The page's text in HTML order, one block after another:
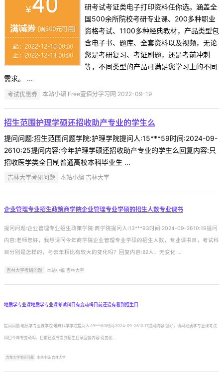
研考试考证类电子打印资料任你选。涵盖全
国500余所院校考研专业课、200多种职业
资格考试、1100多种经典教材，产品类型包
含电子书、题库、全套资料以及视频，无论
您是考研复习、考证刷题，还是考前冲刺
等，不同类型的产品可满足您学习上的不同
需求。 ...
考试优惠券 本站小编 Free壹佰分学习网 2022-09-19
招生范围护理学硕还招收助产专业的学生么
提问问题:招生范围问题学院:护理学院提问人:15***59时间:2024-09-
2610:25提问内容:今年护理学硕还招收助产专业的学生么回复内容:只
招收医学类全日制普通高校本科毕业生 ...
吉林大学考研问题 本站小编 吉林大学
企业管理专业招生政策商学院企业管理专业学硕的招生人数专业课书
提问问题:企业管理专业招生政策学院:商学院提问人:13***93时间:2024-09-2610:19提问
内容:老师您好，我想请问今年商学院企业管理专业学硕的招生人数，专业课书目，考试科
目分别是怎样的，与去年相比有较大的变化吗？回复内容:82人，无变化 ...
吉林大学考研问题 本站小编 吉林大学
地质学专业课地质学专业课考试科目有变动吗目前还没有看到招生目
提问问题:地质学专业课学院:地球科学学院提问人:19***80时间:2024-09-2610:17提问内容:您好，请问地质学专业课考试
科目今年有变动吗，目前还没有看到招生目录回复内容:没变化 ...
吉林大学考研问题 本站小编 吉林大学